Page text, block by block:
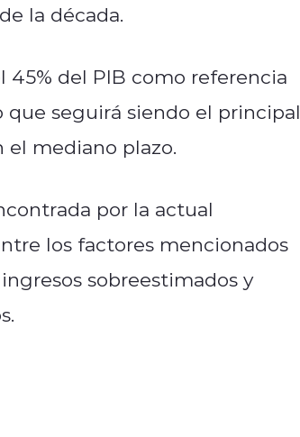
la década.
del PIB como referencia
seguirá siendo el principal
el mediano plazo.
por la actual
los factores mencionados
sobreestimados y